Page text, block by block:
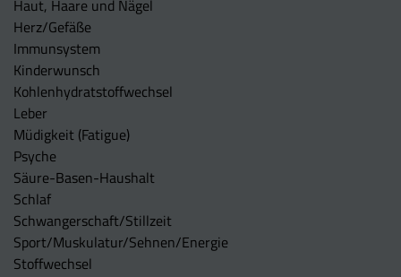
Haut, Haare und Nägel
Herz/Gefäße
Immunsystem
Kinderwunsch
Kohlenhydratstoffwechsel
Leber
Müdigkeit (Fatigue)
Psyche
Säure-Basen-Haushalt
Schlaf
Schwangerschaft/Stillzeit
Sport/Muskulatur/Sehnen/Energie
Stoffwechsel